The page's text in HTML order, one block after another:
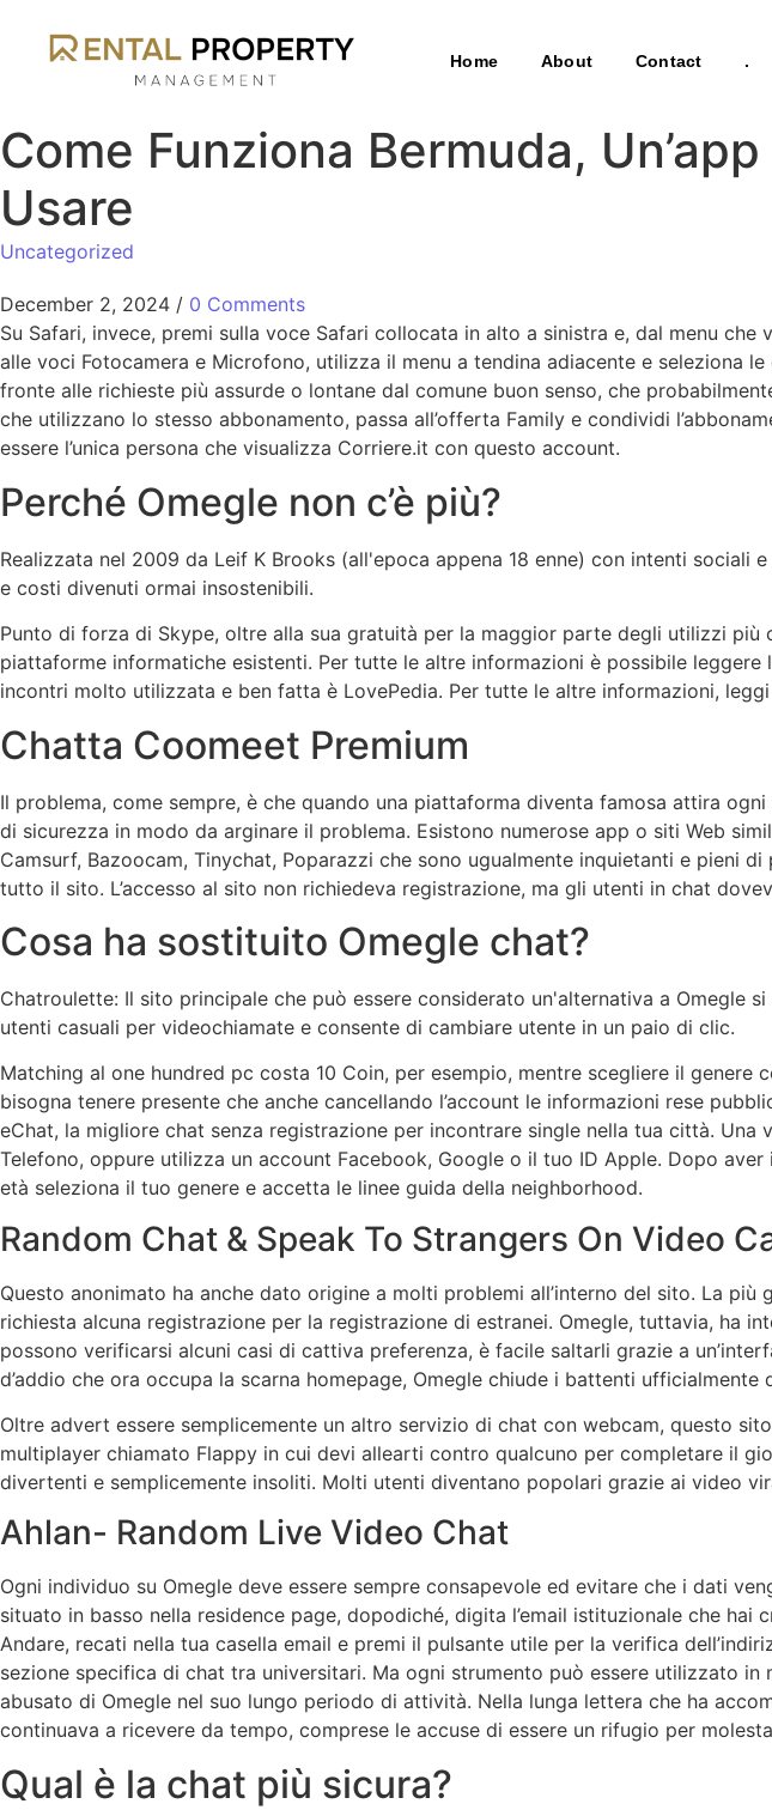
Home About Contact .
Come Funziona Bermuda,
Usare
Uncategorized
December 2, 2024 / 0 Comments
Su Safari, invece, premi sulla voce Safari collocata in alto a sinistra e, dal menu
alle voci Fotocamera e Microfono, utilizza il menu a tendina adiacente e seleziona
fronte alle richieste più assurde o lontane dal comune buon senso, che
che utilizzano lo stesso abbonamento, passa all’offerta Family e condividi
essere l’unica persona che visualizza Corriere.it con questo account.
Perché Omegle non c’è più?
Realizzata nel 2009 da Leif K Brooks (all'epoca appena 18 enne) con intenti
e costi divenuti ormai insostenibili.
Punto di forza di Skype, oltre alla sua gratuità per la maggior parte degli utilizzi
piattaforme informatiche esistenti. Per tutte le altre informazioni è possibile
incontri molto utilizzata e ben fatta è LovePedia. Per tutte le altre informazioni,
Chatta Coomeet Premium
Il problema, come sempre, è che quando una piattaforma diventa famosa attira
di sicurezza in modo da arginare il problema. Esistono numerose app o siti Web
Camsurf, Bazoocam, Tinychat, Poparazzi che sono ugualmente inquietanti e pieni
tutto il sito. L’accesso al sito non richiedeva registrazione, ma gli utenti in chat
Cosa ha sostituito Omegle chat?
Chatroulette: Il sito principale che può essere considerato un'alternativa a
utenti casuali per videochiamate e consente di cambiare utente in un paio di clic.
Matching al one hundred pc costa 10 Coin, per esempio, mentre scegliere il
bisogna tenere presente che anche cancellando l’account le informazioni rese
eChat, la migliore chat senza registrazione per incontrare single nella tua città.
Telefono, oppure utilizza un account Facebook, Google o il tuo ID Apple. Dopo
età seleziona il tuo genere e accetta le linee guida della neighborhood.
Random Chat & Speak To Strangers On Video
Questo anonimato ha anche dato origine a molti problemi all’interno del sito. La
richiesta alcuna registrazione per la registrazione di estranei. Omegle, tuttavia, ha
possono verificarsi alcuni casi di cattiva preferenza, è facile saltarli grazie a
d’addio che ora occupa la scarna homepage, Omegle chiude i battenti
Oltre advert essere semplicemente un altro servizio di chat con webcam, questo
multiplayer chiamato Flappy in cui devi allearti contro qualcuno per completare il
divertenti e semplicemente insoliti. Molti utenti diventano popolari grazie ai video
Ahlan- Random Live Video Chat
Ogni individuo su Omegle deve essere sempre consapevole ed evitare che i dati
situato in basso nella residence page, dopodiché, digita l’email istituzionale che
Andare, recati nella tua casella email e premi il pulsante utile per la verifica
sezione specifica di chat tra universitari. Ma ogni strumento può essere utilizzato
abusato di Omegle nel suo lungo periodo di attività. Nella lunga lettera che ha
continuava a ricevere da tempo, comprese le accuse di essere un rifugio per
Qual è la chat più sicura?